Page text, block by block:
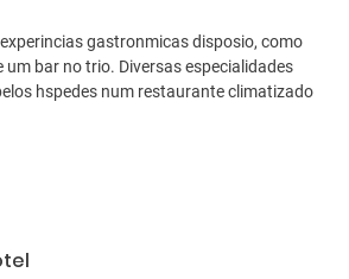
gastronmicas disposio, como
um bar no trio. Diversas especialidades
hspedes num restaurante climatizado